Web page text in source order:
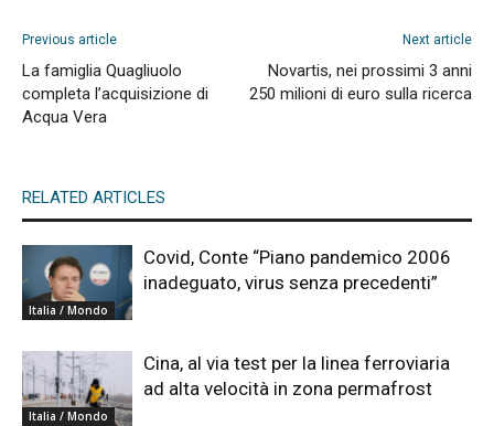
Previous article
La famiglia Quagliuolo
completa l’acquisizione di
Acqua Vera
Next article
Novartis, nei prossimi 3 anni
250 milioni di euro sulla ricerca
RELATED ARTICLES
Italia / Mondo
Covid, Conte “Piano pandemico 2006
inadeguato, virus senza precedenti”
Italia / Mondo
Cina, al via test per la linea ferroviaria
ad alta velocità in zona permafrost